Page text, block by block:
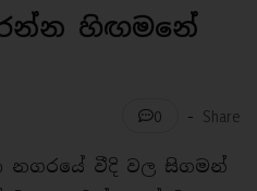
හිඟමනේ
0 - Share
නගරයේ වීදි වල සිගමන්